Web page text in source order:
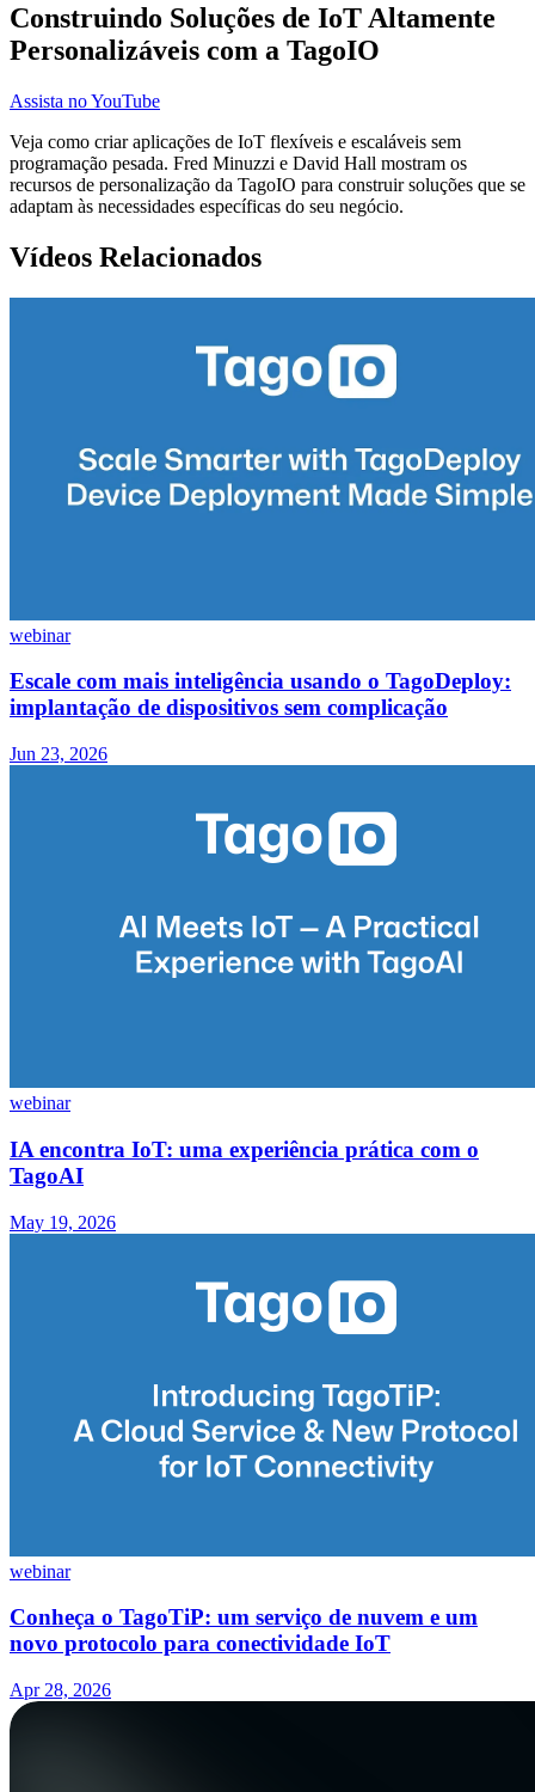
Construindo Soluções de IoT Altamente
Personalizáveis com a TagoIO
Assista no YouTube
Veja como criar aplicações de IoT flexíveis e escaláveis sem
programação pesada. Fred Minuzzi e David Hall mostram os
recursos de personalização da TagoIO para construir soluções que se
adaptam às necessidades específicas do seu negócio.
Vídeos Relacionados
webinar
Escale com mais inteligência usando o TagoDeploy:
implantação de dispositivos sem complicação
Jun 23, 2026
webinar
IA encontra IoT: uma experiência prática com o
TagoAI
May 19, 2026
webinar
Conheça o TagoTiP: um serviço de nuvem e um
novo protocolo para conectividade IoT
Apr 28, 2026